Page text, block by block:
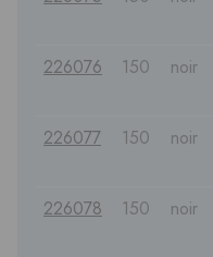
226076 150 noir
226077 150 noir
226078 150 noir